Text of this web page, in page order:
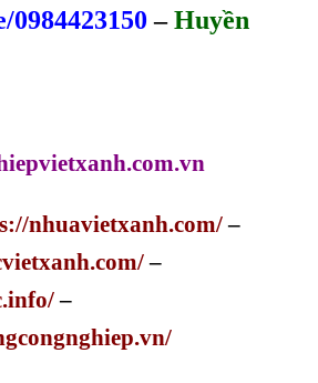
–Huyền
nhuavietxanh.com/–
–
–